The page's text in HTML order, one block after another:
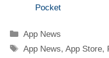
Pocket
Categorie
App News
Tag
App News,App Store,